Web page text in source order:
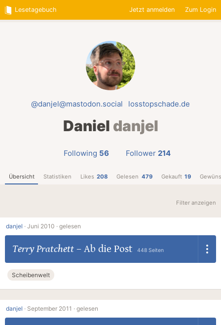
Lesetagebuch Jetzt anmelden Zum Login
@danjel@mastodon.social losstopschade.de
Daniel danjel
Following 56 Follower 214
Übersicht Statistiken Likes 208 Gelesen 479 Gekauft 19
Filter anzeigen
danjel · Juni 2010 · gelesen
Terry Pratchett– Ab die Post 448 Seiten
Scheibenwelt
danjel · September 2011 · gelesen